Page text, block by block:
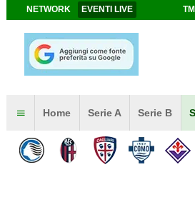
NETWORK EVENTI LIVE
Home Serie A Serie B